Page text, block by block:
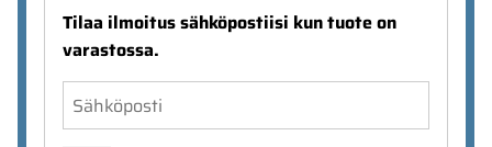
Tilaa ilmoitus sähköpostiisi kun tuote on
varastossa.